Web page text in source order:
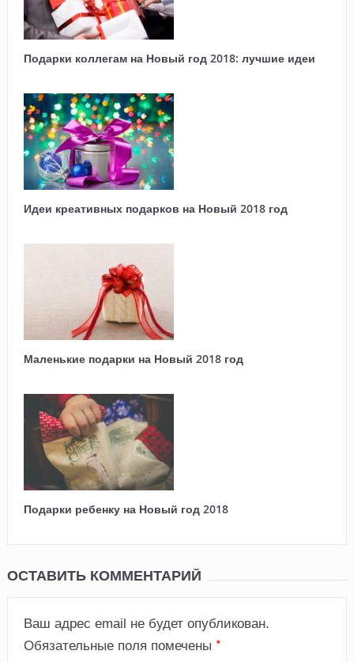
Подарки коллегам на Новый год 2018: лучшие идеи
Идеи креативных подарков на Новый 2018 год
Маленькие подарки на Новый 2018 год
Подарки ребенку на Новый год 2018
ОСТАВИТЬ КОММЕНТАРИЙ
Ваш адрес email не будет опубликован.
Обязательные поля помечены *